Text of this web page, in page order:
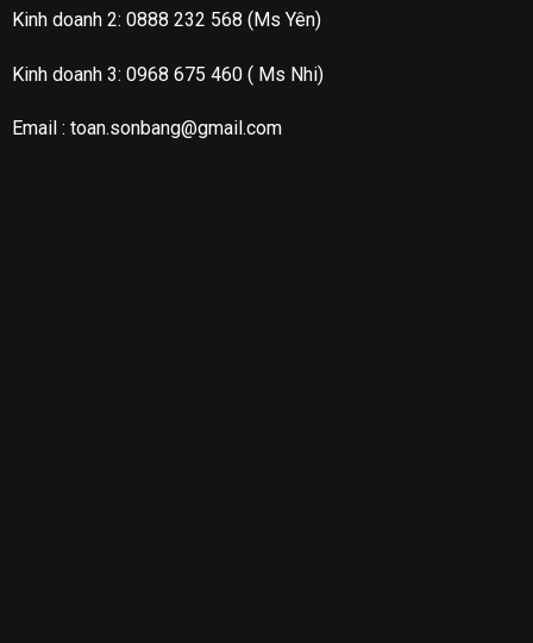
Kinh doanh 2: 0888 232 568 (Ms Yên)
Kinh doanh 3: 0968 675 460 ( Ms Nhi)
Email : toan.sonbang@gmail.com